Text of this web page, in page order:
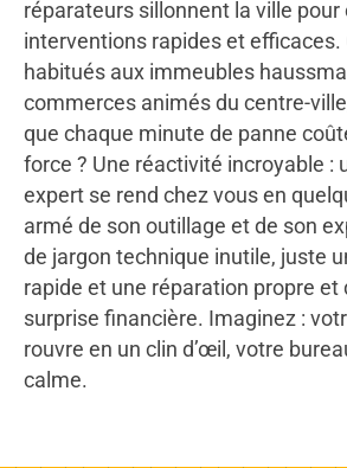
réparateurs sillonnent la ville pour
interventions rapides et efficaces.
habitués aux immeubles
commerces animés du centre-
que chaque minute de panne
force ? Une réactivité incroyable :
expert se rend chez vous en
armé de son outillage et de son
de jargon technique inutile, juste
rapide et une réparation propre et
surprise financière. Imaginez :
rouvre en un clin d’œil, votre
calme.